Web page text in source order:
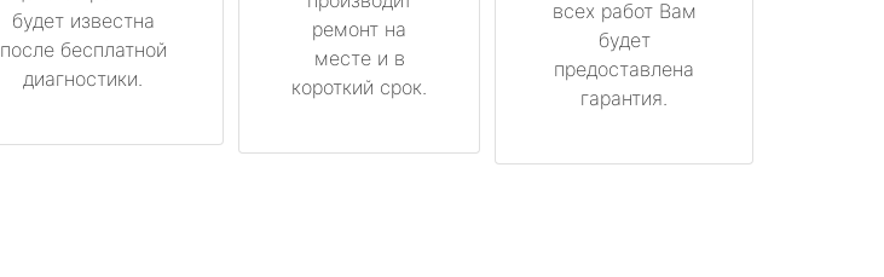
будет известна
после бесплатной
диагностики.
ремонт на
месте и в
короткий срок.
всех работ Вам
будет
предоставлена
гарантия.